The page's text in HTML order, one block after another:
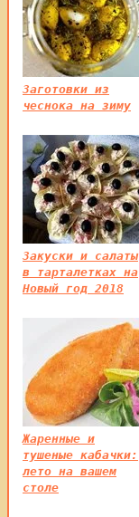
Заготовки из
чеснока на зиму
Закуски и салаты
в тарталетках на
Новый год 2018
Жаренные и
тушеные кабачки:
лето на вашем
столе